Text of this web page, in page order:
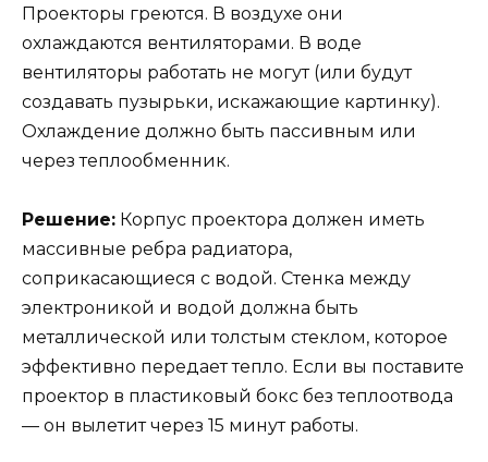
Проекторы греются. В воздухе они
охлаждаются вентиляторами. В воде
вентиляторы работать не могут (или будут
создавать пузырьки, искажающие картинку).
Охлаждение должно быть пассивным или
через теплообменник.
Решение: Корпус проектора должен иметь
массивные ребра радиатора,
соприкасающиеся с водой. Стенка между
электроникой и водой должна быть
металлической или толстым стеклом, которое
эффективно передает тепло. Если вы поставите
проектор в пластиковый бокс без теплоотвода
— он вылетит через 15 минут работы.